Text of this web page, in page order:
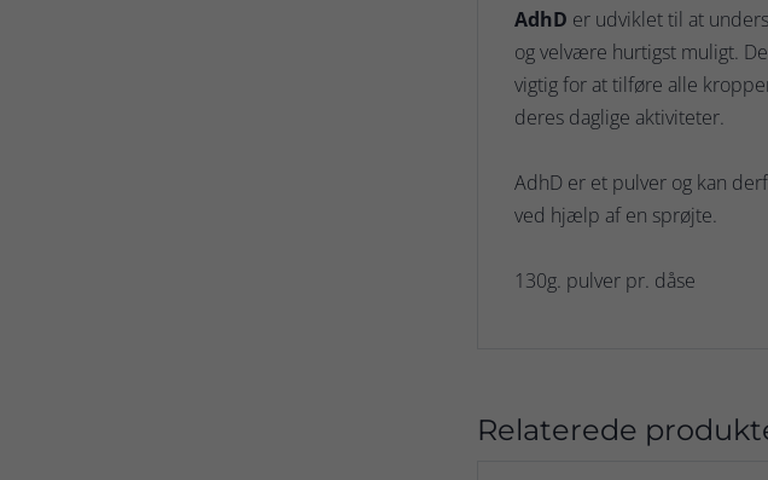
AdhD er udviklet til at
og velvære hurtigst muligt.
vigtig for at tilføre alle
deres daglige aktiviteter.
AdhD er et pulver og kan
ved hjælp af en sprøjte.
130g. pulver pr. dåse
Relaterede